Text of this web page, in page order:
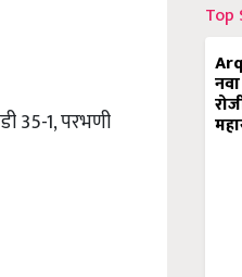
35-1, परभणी
Top